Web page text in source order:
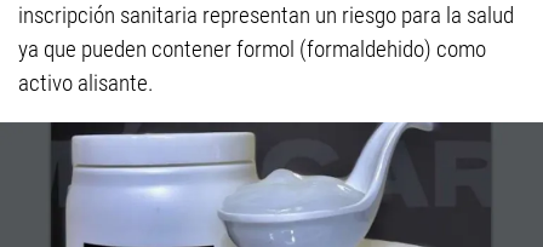
inscripción sanitaria representan un riesgo para la salud
ya que pueden contener formol (formaldehido) como
activo alisante.